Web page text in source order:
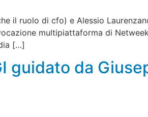
il ruolo di cfo) e Alessio
multipiattaforma di
[…]
guidato da